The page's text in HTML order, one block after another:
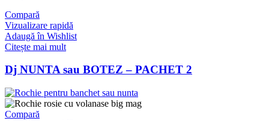
Compară
Vizualizare rapidă
Adaugă în Wishlist
Citește mai mult
Dj NUNTA sau BOTEZ – PACHET 2
Compară